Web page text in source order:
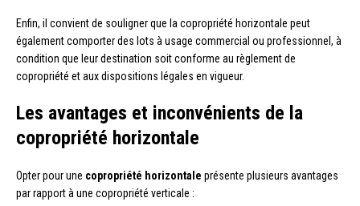
Enfin, il convient de souligner que la copropriété horizontale peut
également comporter des lots à usage commercial ou professionnel, à
condition que leur destination soit conforme au règlement de
copropriété et aux dispositions légales en vigueur.
Les avantages et inconvénients de la
copropriété horizontale
Opter pour une copropriété horizontale présente plusieurs avantages
par rapport à une copropriété verticale :